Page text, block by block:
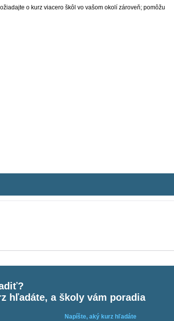
o kurz viacero škôl vo vašom okolí zároveň; pomôžu
hľadáte, a školy vám poradia
Napíšte, aký kurz hľadáte